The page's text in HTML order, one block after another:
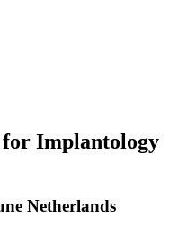
Implantology
Netherlands